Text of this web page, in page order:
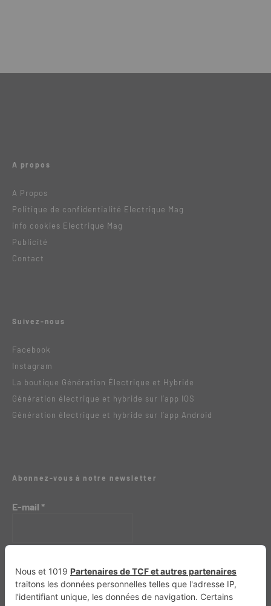
A propos
A Propos
Politique de confidentialité Electrique Mag
info cookies Electrique Mag
Publicité
Contact
Suivez-nous
Facebook
Instagram
La boutique Génération Électrique et Hybride
Génération électrique et hybride sur l’app IOS
Génération électrique et hybride sur l’app Android
Abonnez-vous à notre newsletter
E-mail *